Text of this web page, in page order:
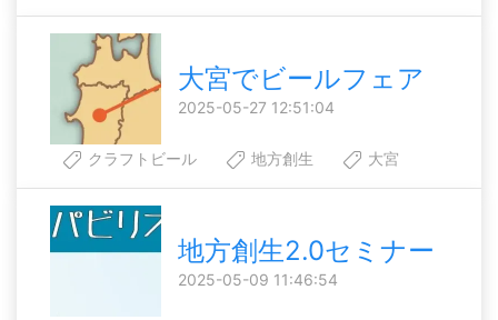
大宮でビールフェア
2025-05-27 12:51:04
クラフトビール 地方創生 大宮
地方創生2.0セミナー
2025-05-09 11:46:54